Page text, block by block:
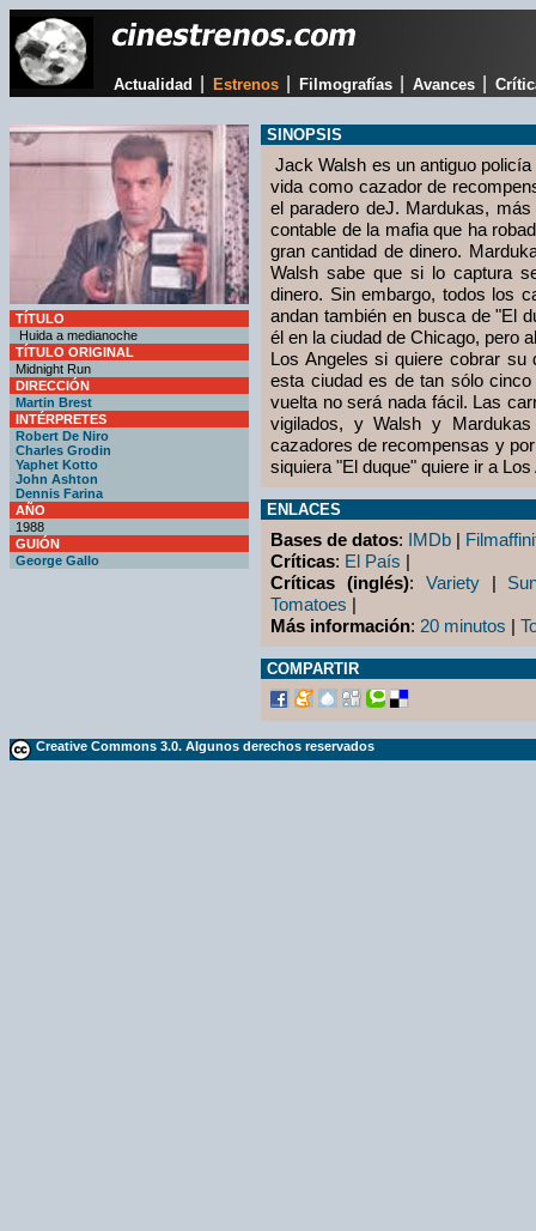
Actualidad Estrenos Filmografías Avances
TÍTULO
Huida a medianoche
TÍTULO ORIGINAL
Midnight Run
DIRECCIÓN
Martin Brest
INTÉRPRETES
Robert De Niro
Charles Grodin
Yaphet Kotto
John Ashton
Dennis Farina
AÑO
1988
GUIÓN
George Gallo
SINOPSIS
Jack Walsh es un antiguo
vida como cazador de
el paradero deJ. Mardukas,
contable de la mafia que ha
gran cantidad de dinero.
Walsh sabe que si lo captura
dinero. Sin embargo, todos los
andan también en busca de "El
él en la ciudad de Chicago, pero
Los Angeles si quiere cobrar
esta ciudad es de tan sólo
vuelta no será nada fácil. Las
vigilados, y Walsh y
cazadores de recompensas y
siquiera "El duque" quiere ir a Los
ENLACES
Bases de datos: IMDb |
Críticas: El País |
Críticas (inglés): Variety|
Tomatoes |
Más información: 20 minutos |
COMPARTIR
Creative Commons 3.0. Algunos derechos reservados